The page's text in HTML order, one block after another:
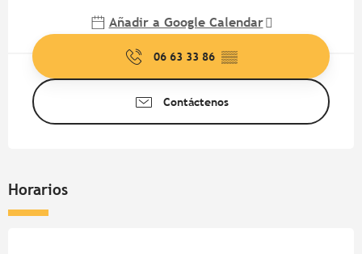
Añadir a Google Calendar
06 63 33 86 ▒▒
Contáctenos
Horarios